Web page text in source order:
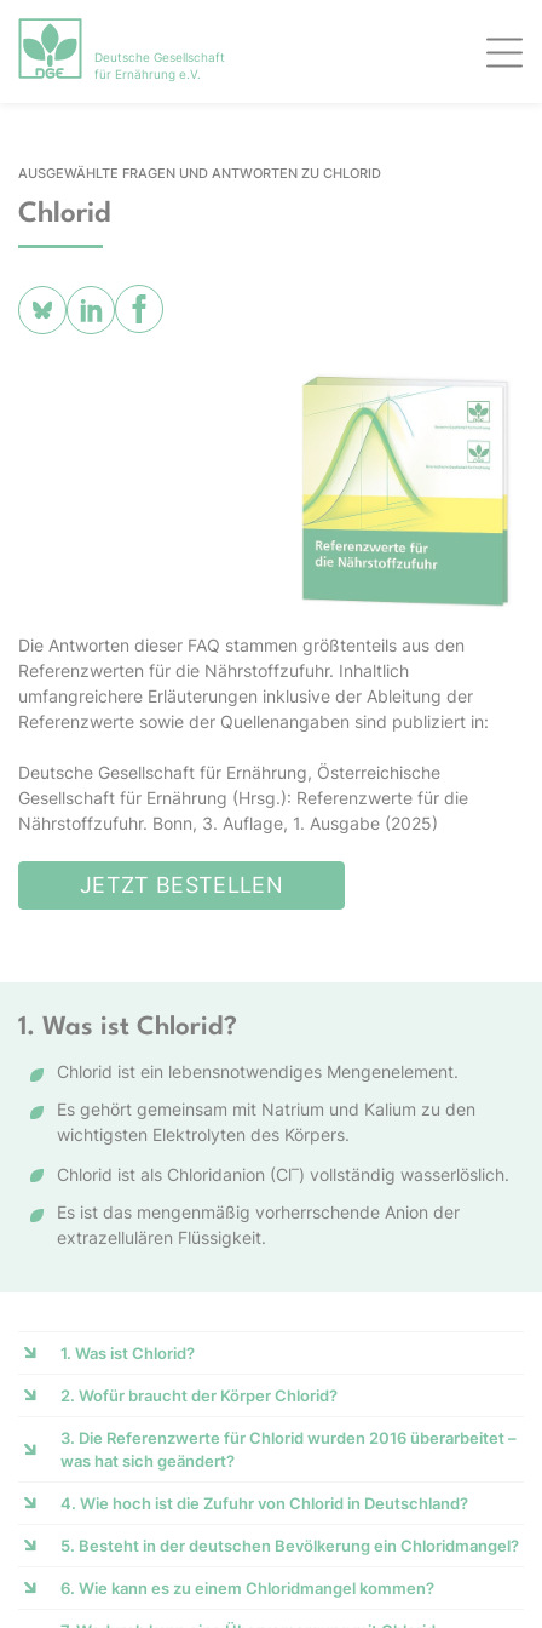
Deutsche Gesellschaft
für Ernährung e.V.
AUSGEWÄHLTE FRAGEN UND ANTWORTEN ZU CHLORID
Chlorid
Die Antworten dieser FAQ stammen größtenteils aus den
Referenzwerten für die Nährstoffzufuhr. Inhaltlich
umfangreichere Erläuterungen inklusive der Ableitung der
Referenzwerte sowie der Quellenangaben sind publiziert in:
Deutsche Gesellschaft für Ernährung, Österreichische
Gesellschaft für Ernährung (Hrsg.): Referenzwerte für die
Nährstoffzufuhr. Bonn, 3. Auflage, 1. Ausgabe (2025)
JETZT BESTELLEN
1. Was ist Chlorid?
Chlorid ist ein lebensnotwendiges Mengenelement.
Es gehört gemeinsam mit Natrium und Kalium zu den
wichtigsten Elektrolyten des Körpers.
Chlorid ist als Chloridanion (Cl–) voll­ständig wasserlöslich.
Es ist das mengenmäßig vorherrschende Anion der
extrazellulären Flüssigkeit.
1. Was ist Chlorid?
2. Wofür braucht der Körper Chlorid?
3. Die Referenzwerte für Chlorid wurden 2016 überarbeitet –
was hat sich geändert?
4. Wie hoch ist die Zufuhr von Chlorid in Deutschland?
5. Besteht in der deutschen Bevölkerung ein Chloridmangel?
6. Wie kann es zu einem Chloridmangel kommen?